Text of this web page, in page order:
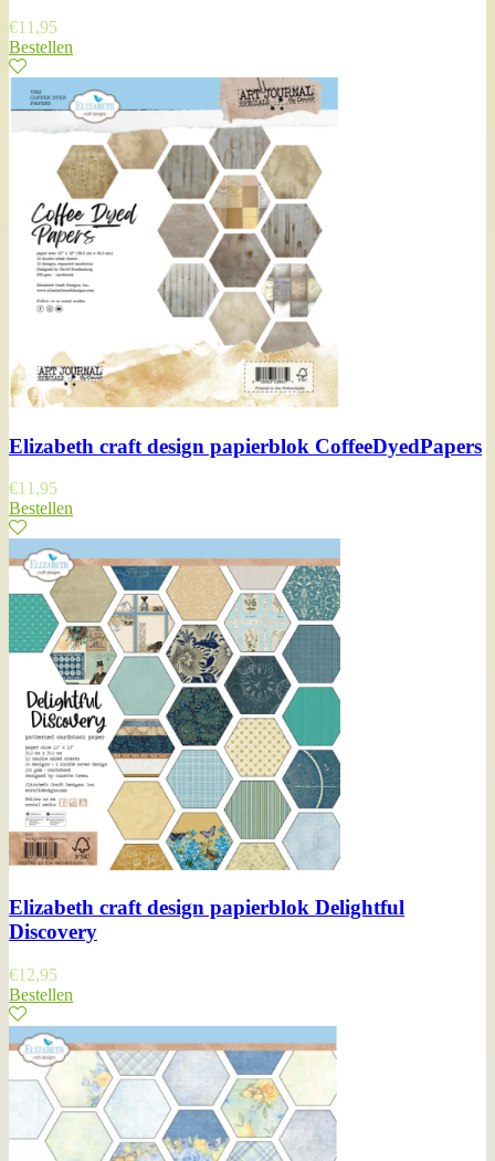
€11,95
Bestellen
Elizabeth craft design papierblok CoffeeDyedPapers
€11,95
Bestellen
Elizabeth craft design papierblok Delightful
Discovery
€12,95
Bestellen